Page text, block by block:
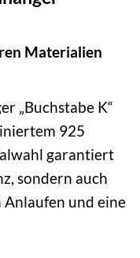
Materialien
„Buchstabe K“
925
garantiert
sondern auch
Anlaufen und eine